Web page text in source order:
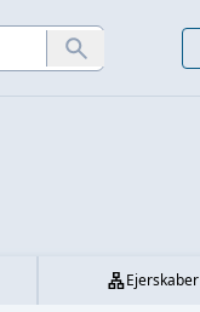
Ejerskaber